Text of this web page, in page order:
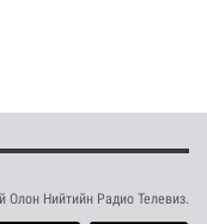
Нийтийн Радио Телевиз.